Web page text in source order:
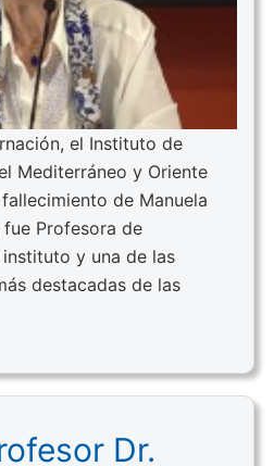
el Instituto de
Mediterráneo y Oriente
de Manuela
fue Profesora de
y una de las
destacadas de las
Dr.